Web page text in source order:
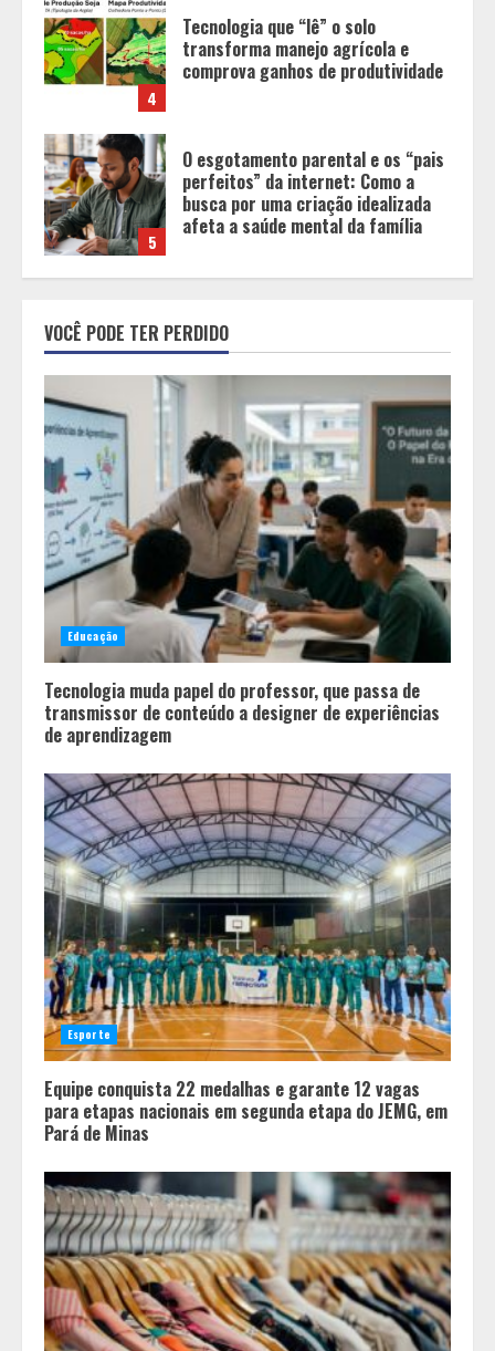
5
O esgotamento parental e os “pais
perfeitos” da internet: Como a
busca por uma criação idealizada
afeta a saúde mental da família
1
Tecnologia muda papel do
professor, que passa de
transmissor de conteúdo a
designer de experiências de
aprendizagem
2
garante 12 vagas para etapas
nacionais em segunda etapa do
JEMG, em Pará de Minas
3
Grandes marcas, preços baixos e
uma causa que transforma vidas
Tecnologia que “lê” o solo
transforma manejo agrícola e
comprova ganhos de produtividade
VOCÊ PODE TER PERDIDO
Educação
Tecnologia muda papel do professor, que passa de
transmissor de conteúdo a designer de experiências
de aprendizagem
Esporte
Equipe conquista 22 medalhas e garante 12 vagas
para etapas nacionais em segunda etapa do JEMG, em
Pará de Minas